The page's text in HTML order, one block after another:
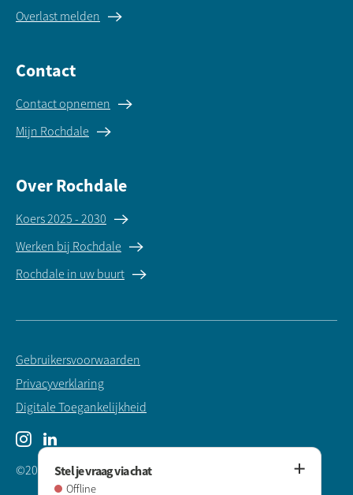
Overlast melden
Contact
Contact opnemen
Mijn Rochdale
Over Rochdale
Koers 2025 - 2030
Werken bij Rochdale
Rochdale in uw buurt
©2025 Rochdale Woningstichting
Gebruikersvoorwaarden
Privacyverklaring
Digitale Toegankelijkheid
InstagramLinkedIn
Stel je vraag via chat
Offline